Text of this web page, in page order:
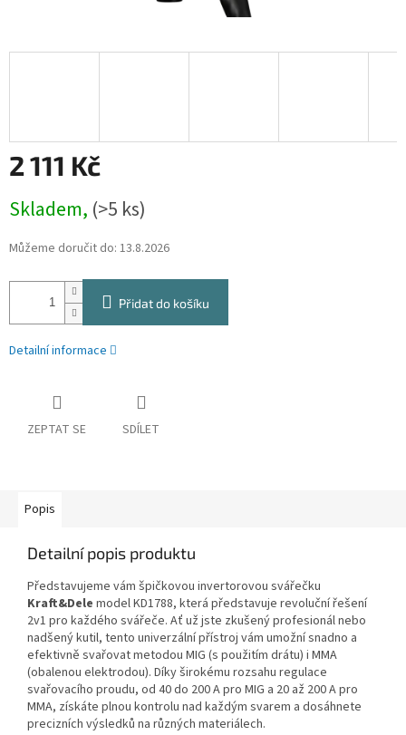
2 111 Kč
cena:
Skladem, (>5 ks)
Můžeme doručit do: 13.8.2026
Přidat do košíku
Detailní informace
ZEPTAT SE SDÍLET
Popis
Detailní popis produktu
Představujeme vám špičkovou invertorovou svářečku
Kraft&Dele model KD1788, která představuje revoluční řešení
2v1 pro každého svářeče. Ať už jste zkušený profesionál nebo
nadšený kutil, tento univerzální přístroj vám umožní snadno a
efektivně svařovat metodou MIG (s použitím drátu) i MMA
(obalenou elektrodou). Díky širokému rozsahu regulace
svařovacího proudu, od 40 do 200 A pro MIG a 20 až 200 A pro
MMA, získáte plnou kontrolu nad každým svarem a dosáhnete
precizních výsledků na různých materiálech.